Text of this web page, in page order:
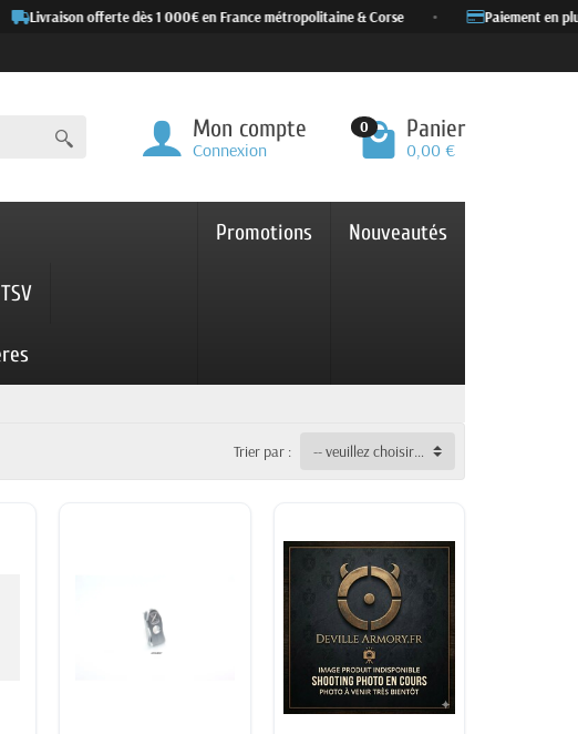
Livraison offerte dès 1 000€ en France métropolitaine & Corse Paiement en
Mon compte
Connexion
0 Panier
0,00 €
Promotions Nouveautés
Trier par : -- veuillez choisir --